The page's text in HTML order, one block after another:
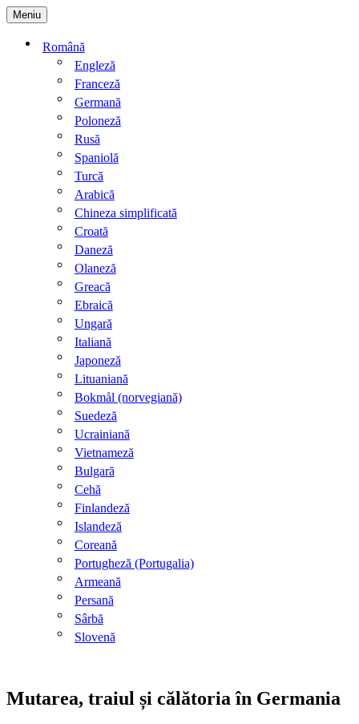
Sari
la
conținut
Meniu
Română
Engleză
Franceză
Germană
Poloneză
Rusă
Spaniolă
Turcă
Arabică
Chineza simplificată
Croată
Daneză
Olaneză
Greacă
Ebraică
Ungară
Italiană
Japoneză
Lituaniană
Bokmål (norvegiană)
Suedeză
Ucrainiană
Vietnameză
Bulgară
Cehă
Finlandeză
Islandeză
Coreană
Portugheză (Portugalia)
Armeană
Persană
Sârbă
Slovenă
Mutarea, traiul și călătoria în Germania